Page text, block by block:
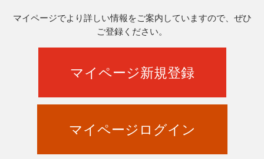
マイページでより詳しい情報をご案内していますので、ぜひ
ご登録ください。
マイページ新規登録
マイページログイン